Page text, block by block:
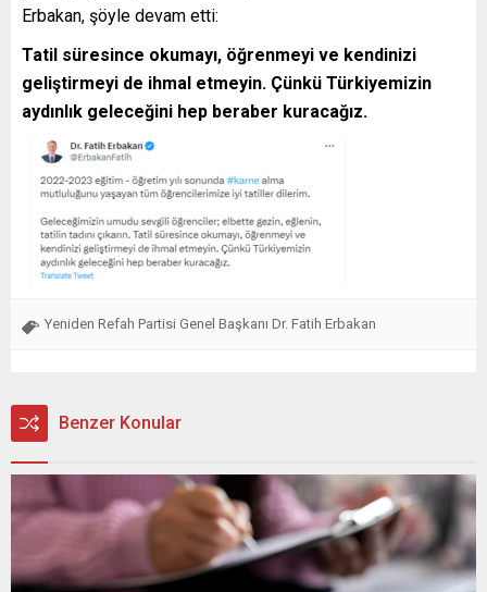
Erbakan, şöyle devam etti:
Tatil süresince okumayı, öğrenmeyi ve kendinizi
geliştirmeyi de ihmal etmeyin. Çünkü Türkiyemizin
aydınlık geleceğini hep beraber kuracağız.
Yeniden Refah Partisi Genel Başkanı Dr. Fatih Erbakan
Benzer Konular